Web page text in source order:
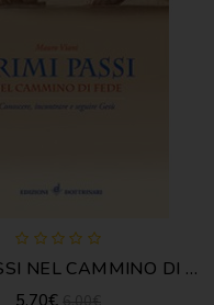
PRIMI PASSI NEL CAMMINO DI FEDE - M. VIANI
5,70€